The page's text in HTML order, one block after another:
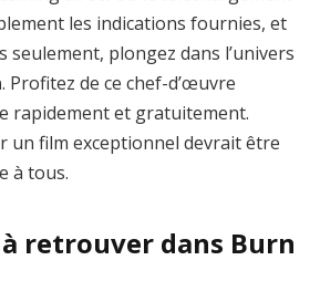
les indications fournies, et
seulement, plongez dans l’univers
. Profitez de ce chef-d’œuvre
rapidement et gratuitement.
un film exceptionnel devrait être
à tous.
retrouver dans Burn